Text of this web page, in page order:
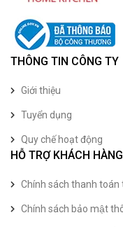
THÔNG TIN CÔNG TY
Giới thiệu
Tuyển dụng
Quy chế hoạt động
HỖ TRỢ KHÁCH HÀNG
Chính sách thanh toán
Chính sách bảo mật